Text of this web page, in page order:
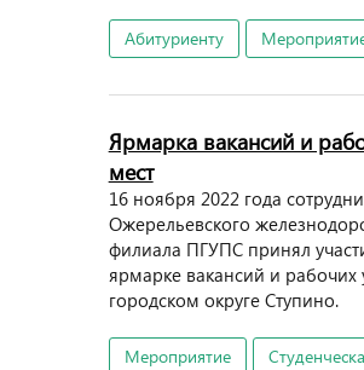
Абитуриенту
Ярмарка вакансий и
мест
16 ноября 2022 года
Ожерельевского
филиала ПГУПС принял
ярмарке вакансий и рабочих
городском округе Ступино.
Мероприятие